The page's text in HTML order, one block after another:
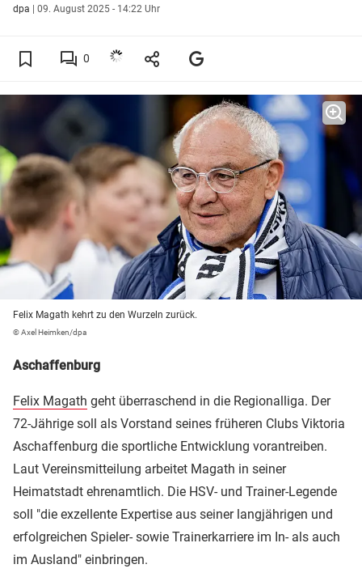
dpa | 09. August 2025 - 14:22 Uhr
0
Felix Magath kehrt zu den Wurzeln zurück.
© Axel Heimken/dpa
Aschaffenburg
Felix Magath geht überraschend in die Regionalliga. Der
72-Jährige soll als Vorstand seines früheren Clubs Viktoria
Aschaffenburg die sportliche Entwicklung vorantreiben.
Laut Vereinsmitteilung arbeitet Magath in seiner
Heimatstadt ehrenamtlich. Die HSV- und Trainer-Legende
soll "die exzellente Expertise aus seiner langjährigen und
erfolgreichen Spieler- sowie Trainerkarriere im In- als auch
im Ausland" einbringen.